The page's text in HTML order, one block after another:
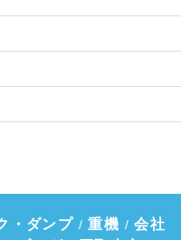
・ダンプ /重機 /会社